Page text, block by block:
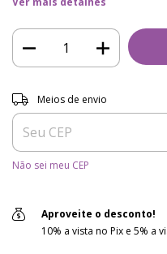
Entregas para o CEP:
Meios de envio
Não sei meu CEP
Aproveite o desconto!
10% a vista no Pix e 5% a